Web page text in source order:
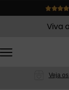
Viva
Veja os